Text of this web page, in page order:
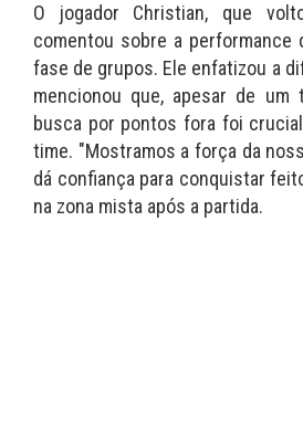
O jogador Christian, que
comentou sobre a performance
fase de grupos. Ele enfatizou a
mencionou que, apesar de um
busca por pontos fora foi
time. "Mostramos a força da
dá confiança para conquistar
na zona mista após a partida.